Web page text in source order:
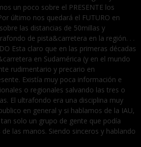
un poco sobre el PRESENTE los
último nos quedará el FUTURO en
las distancias de 50millas y
de pista&carretera en la región. . .
Esta claro que en las primeras décadas
en Sudamérica (y en el mundo
rudimentario y precario en
Existía muy poca información e
o regionales salvando las tres o
El ultrafondo era una disciplina muy
en general y si hablamos de la IAU,
solo un grupo de gente que podía
las manos. Siendo sinceros y hablando